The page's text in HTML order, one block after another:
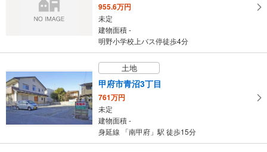
955.6万円
未定
建物面積 -
明野小学校上バス停徒歩4分
土地
甲府市青沼3丁目
761万円
未定
建物面積 -
身延線 「南甲府」駅 徒歩15分